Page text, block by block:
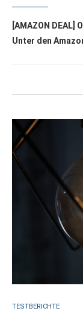
[AMAZON DEAL]
Unter den
TESTBERICHTE